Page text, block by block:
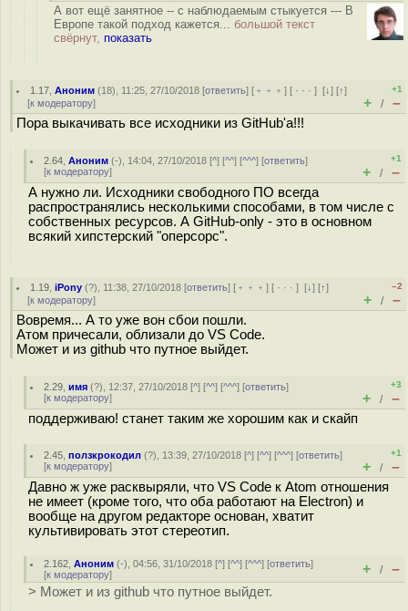
А вот ещё занятное -- с наблюдаемым стыкуется --- В
Европе такой подход кажется... большой текст
свёрнут, показать
1.17 ,Аноним (18), 11:25, 27/10/2018 [ответить] [ ﹢﹢﹢] [ · · ·][↓] [↑]
[к модератору]
+1
+ / –
Пора выкачивать все исходники из GitHub'а!!!
2.64 ,Аноним (-), 14:04, 27/10/2018 [^] [^^] [^^^] [ответить]
[к модератору]
+1
+ / –
А нужно ли. Исходники свободного ПО всегда
распространялись несколькими способами, в том числе с
собственных ресурсов. А GitHub-only - это в основном
всякий хипстерский "оперсорс".
1.19 ,iPony (?), 11:38, 27/10/2018 [ответить] [ ﹢﹢﹢] [ · · ·][↓] [↑]
[к модератору]
–2
+ / –
Вовремя... А то уже вон сбои пошли.
Атом причесали, облизали до VS Code.
Может и из github что путное выйдет.
2.29 ,имя (?), 12:37, 27/10/2018 [^] [^^] [^^^] [ответить]
[к модератору]
+3
+ / –
поддерживаю! станет таким же хорошим как и скайп
2.45 ,ползкрокодил (?), 13:39, 27/10/2018 [^] [^^] [^^^] [ответить]
[к модератору]
+1
+ / –
Давно ж уже расквыряли, что VS Code к Atom отношения
не имеет (кроме того, что оба работают на Electron) и
вообще на другом редакторе основан, хватит
культивировать этот стереотип.
2.162 ,Аноним (-), 04:56, 31/10/2018 [^] [^^] [^^^] [ответить]
[к модератору] + / –
> Может и из github что путное выйдет.